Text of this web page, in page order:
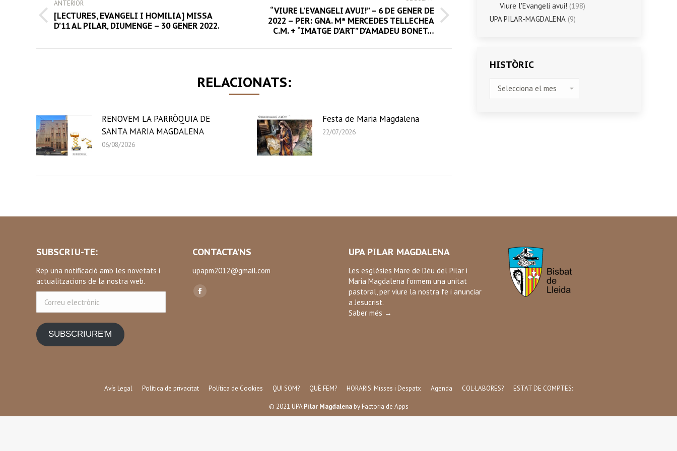
NAVIGATION
ANTERIOR
Previous
[LECTURES, EVANGELI I HOMILIA] MISSA
D’11 AL PILAR, DIUMENGE – 30 GENER 2022.
Next
post:
“VIURE L’EVANGELI AVUI!” – 6 DE GENER DE
2022 – PER: GNA. Mª MERCEDES TELLECHEA
C.M. + “IMATGE D’ART” D’AMADEU BONET…
RELACIONATS:
RENOVEM LA PARRÒQUIA DE
SANTA MARIA MAGDALENA
06/08/2026
Festa de Maria Magdalena
22/07/2026
Viure l'Evangeli avui! (198)
UPA PILAR-MAGDALENA (9)
HISTÒRIC
SUBSCRIU-TE:
Rep una notificació amb les novetats i
actualitzacions de la nostra web.
electrònic
SUBSCRIURE'M
CONTACTA’NS
upapm2012@gmail.com
Find us on:
Facebook
UPA PILAR MAGDALENA
Les esglésies Mare de Déu del Pilar i
Maria Magdalena formem una unitat
pastoral, per viure la nostra fe i anunciar
a Jesucrist.
Saber més →
Avís Legal Política de privacitat Política de Cookies QUI SOM? QUÈ FEM? HORARIS: Misses i Despatx Agenda COL·LABORES? ESTAT DE COMPTES:
© 2021 UPAPilar Magdalenaby Factoria de Apps